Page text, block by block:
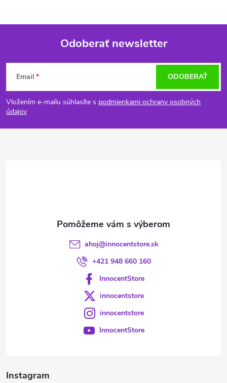
Z
á
p
Odoberať newsletter
Email
Vložením e-mailu súhlasíte s podmienkami ochrany osobných
údajov
ODOBERAŤ
Instagram
ahoj@innocentstore.sk
+421 948 660 160
InnocentStore
innocentstore
innocentstore
InnocentStore